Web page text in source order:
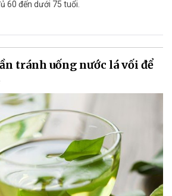
60 đến dưới 75 tuổi.
tránh uống nước lá vối để